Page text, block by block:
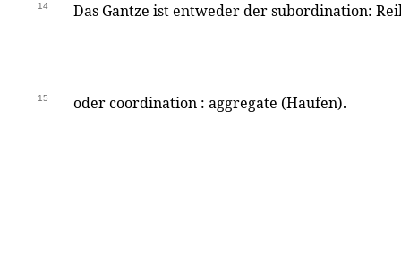
14 Das Gantze ist entweder der subordination:
15 oder coordination : aggregate (Haufen).